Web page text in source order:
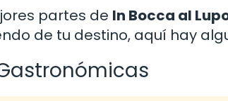
partes de In Bocca al
de tu destino, aquí hay